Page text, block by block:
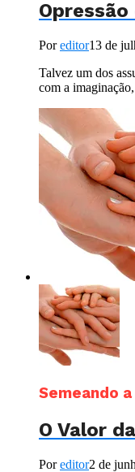
Poreditor13 de
Talvez um dos
com a
Semeando
O Valor
Poreditor2 de